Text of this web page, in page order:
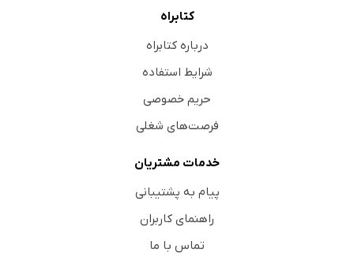
کتابراه
درباره کتابراه
شرایط استفاده
حریم خصوصی
فرصت‌های شغلی
خدمات مشتریان
پیام به پشتیبانی
راهنمای کاربران
تماس با ما